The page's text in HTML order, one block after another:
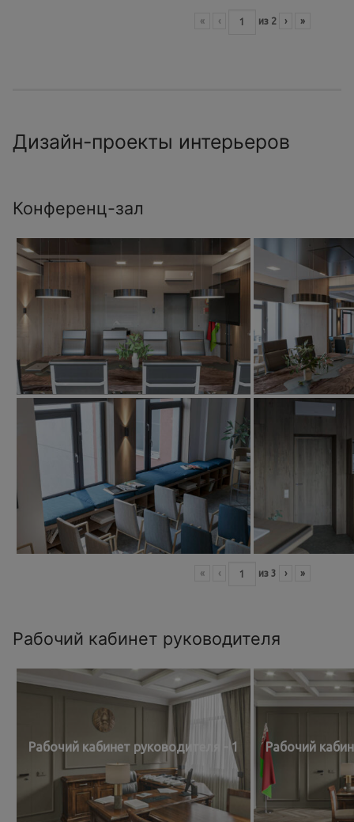
« ‹ из 2 › »
Дизайн-проекты интерьеров
Конференц-зал
« ‹ из 3 › »
Рабочий кабинет руководителя
Рабочий кабинет руководителя - 1 Рабочий